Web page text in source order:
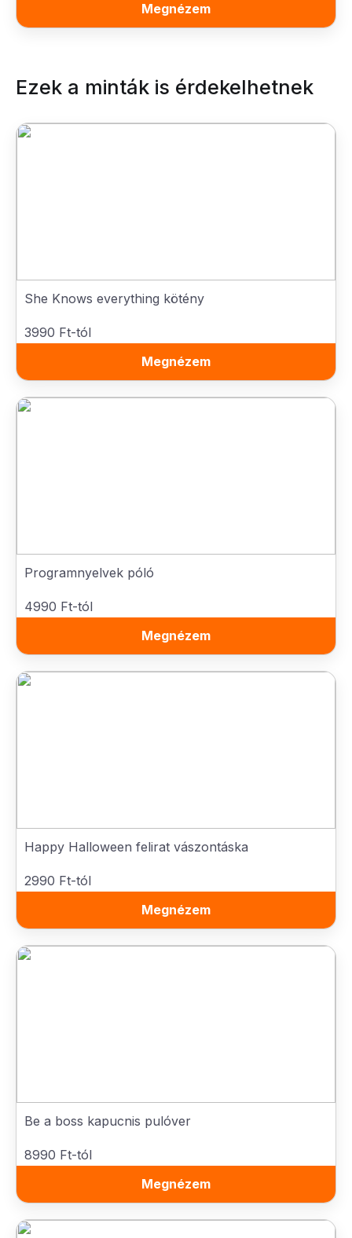
Megnézem
Ezek a minták is érdekelhetnek
She Knows everything kötény
3990 Ft-tól
Megnézem
Programnyelvek póló
4990 Ft-tól
Megnézem
Happy Halloween felirat vászontáska
2990 Ft-tól
Megnézem
Be a boss kapucnis pulóver
8990 Ft-tól
Megnézem